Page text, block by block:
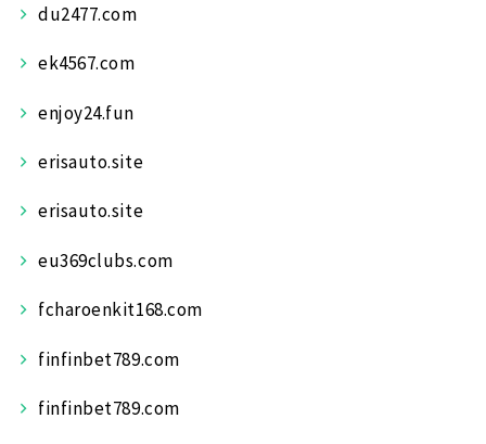
du2477.com
ek4567.com
enjoy24.fun
erisauto.site
erisauto.site
eu369clubs.com
fcharoenkit168.com
finfinbet789.com
finfinbet789.com